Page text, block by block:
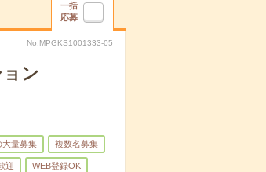
一括
応募
No.MPGKS1001333-05
ン
大量募集 複数名募集
迎 WEB登録OK